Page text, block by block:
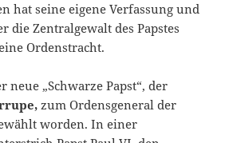
hat seine eigene Verfassung und
die Zentralgewalt des Papstes
Ordenstracht.
neue „Schwarze Papst“, der
zum Ordensgeneral der
worden. In einer